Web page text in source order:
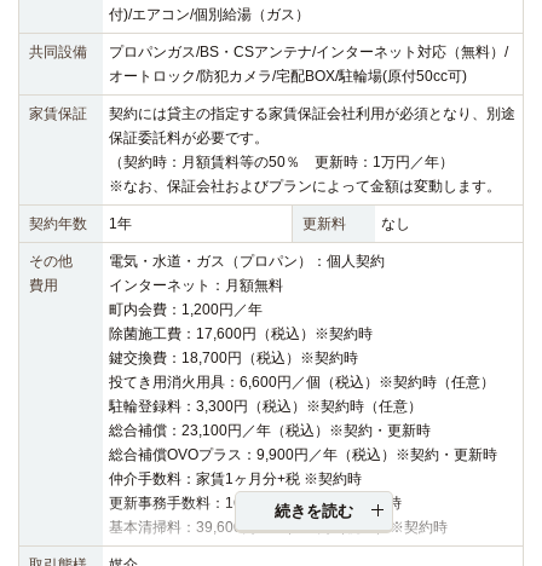
付)/エアコン/個別給湯（ガス）
共同設備
プロパンガス/BS・CSアンテナ/インターネット対応（無料）/
オートロック/防犯カメラ/宅配BOX/駐輪場(原付50cc可)
家賃保証
契約には貸主の指定する家賃保証会社利用が必須となり、別途
保証委託料が必要です。
（契約時：月額賃料等の50％ 更新時：1万円／年）
※なお、保証会社およびプランによって金額は変動します。
契約年数 1年 更新料 なし
その他
費用
電気・水道・ガス（プロパン）：個人契約
インターネット：月額無料
町内会費：1,200円／年
除菌施工費：17,600円（税込）※契約時
鍵交換費：18,700円（税込）※契約時
投てき用消火用具：6,600円／個（税込）※契約時（任意）
駐輪登録料：3,300円（税込）※契約時（任意）
総合補償：23,100円／年（税込）※契約・更新時
総合補償OVOプラス：9,900円／年（税込）※契約・更新時
仲介手数料：家賃1ヶ月分+税 ※契約時
更新事務手数料：16,500円（税込）※更新時
基本清掃料：39,600円～48,400円（税込）※契約時
続きを読む